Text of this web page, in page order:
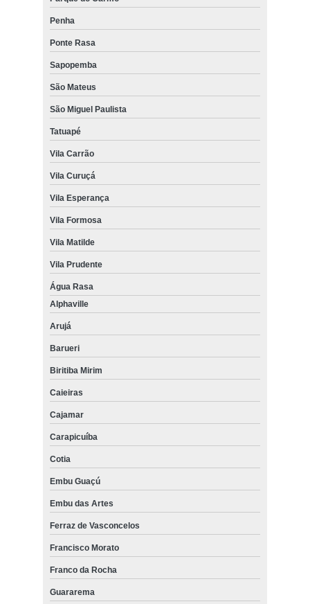
Penha
Ponte Rasa
Sapopemba
São Mateus
São Miguel Paulista
Tatuapé
Vila Carrão
Vila Curuçá
Vila Esperança
Vila Formosa
Vila Matilde
Vila Prudente
Água Rasa
Alphaville
Arujá
Barueri
Biritiba Mirim
Caieiras
Cajamar
Carapicuíba
Cotia
Embu Guaçú
Embu das Artes
Ferraz de Vasconcelos
Francisco Morato
Franco da Rocha
Guararema